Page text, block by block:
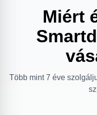
Miért
Több mint 7 éve